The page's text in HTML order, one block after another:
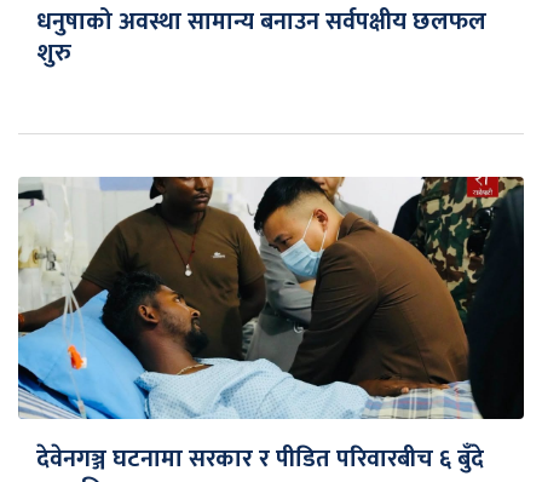
धनुषाको अवस्था सामान्य बनाउन सर्वपक्षीय छलफल
शुरु
देवेनगञ्ज घटनामा सरकार र पीडित परिवारबीच ६ बुँदे